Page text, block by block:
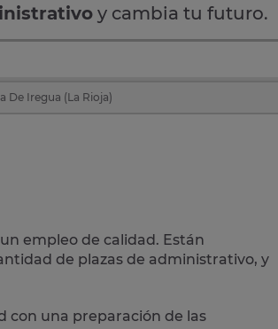
y cambia tu futuro.
De Iregua (La Rioja)
empleo de calidad. Están
de plazas de administrativo, y
con una preparación de las